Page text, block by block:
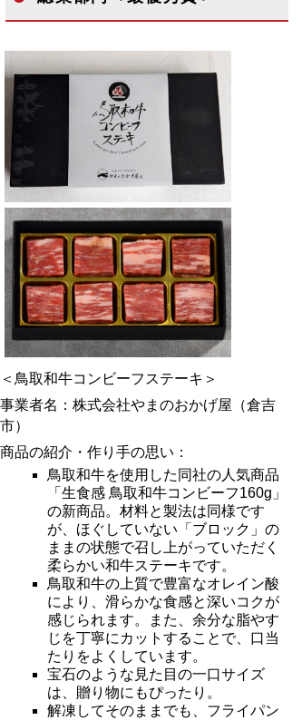
＜鳥取和牛コンビーフステーキ＞
事業者名：株式会社やまのおかげ屋（倉吉
市）
商品の紹介・作り手の思い：
鳥取和牛を使用した同社の人気商品
「生食感 鳥取和牛コンビーフ160g」
の新商品。材料と製法は同様です
が、ほぐしていない「ブロック」の
ままの状態で召し上がっていただく
柔らかい和牛ステーキです。
鳥取和牛の上質で豊富なオレイン酸
により、滑らかな食感と深いコクが
感じられます。また、余分な脂やす
じを丁寧にカットすることで、口当
たりをよくしています。
宝石のような見た目の一口サイズ
は、贈り物にもぴったり。
解凍してそのままでも、フライパン